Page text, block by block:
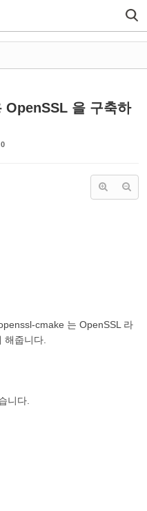
OpenSSL 을 구축하
0
cmake 는 OpenSSL 라
해줍니다.
니다.